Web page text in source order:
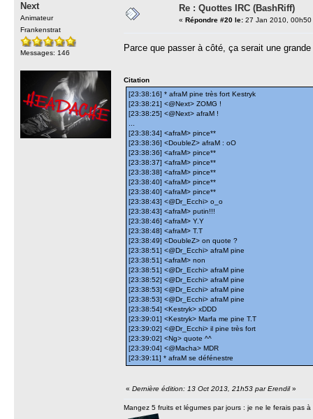
Next
Animateur
Frankenstrat
Messages: 146
Re : Quottes IRC (BashRiff)
« Répondre #20 le: 27 Jan 2010, 00h50
Parce que passer à côté, ça serait une
Citation
[23:38:16] * afraM pine très fort Kestryk
[23:38:21] <@Next> ZOMG !
[23:38:25] <@Next> afraM !
[23:38:34] <afraM> pince**
[23:38:36] <DoubleZ> afraM : oO
[23:38:36] <afraM> pince**
[23:38:37] <afraM> pince**
[23:38:38] <afraM> pince**
[23:38:40] <afraM> pince**
[23:38:40] <afraM> pince**
[23:38:43] <@Dr_Ecchi> o_o
[23:38:43] <afraM> putin!!!
[23:38:46] <afraM> Y.Y
[23:38:48] <afraM> T.T
[23:38:49] <DoubleZ> on quote ?
[23:38:51] <@Dr_Ecchi> afraM pine
[23:38:51] <afraM> non
[23:38:51] <@Dr_Ecchi> afraM pine
[23:38:52] <@Dr_Ecchi> afraM pine
[23:38:53] <@Dr_Ecchi> afraM pine
[23:38:53] <@Dr_Ecchi> afraM pine
[23:38:54] <Kestryk> xDDD
[23:39:01] <Kestryk> Marfa me pine T.T
[23:39:02] <@Dr_Ecchi> il pine très fort
[23:39:02] <Ng> quote ^^
[23:39:04] <@Macha> MDR
[23:39:11] * afraM se défénestre
« Dernière édition: 13 Oct 2013, 21h53 par Erendil»
Mangez 5 fruits et légumes par jours : je ne le ferais pas